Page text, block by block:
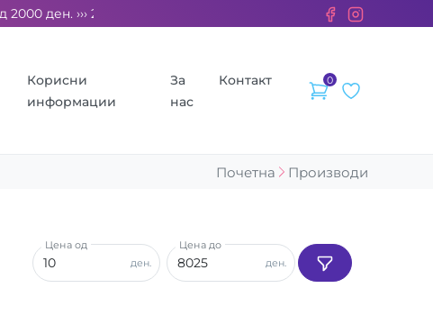
››› 2% од секоја сметка се донираат за бездомните животни.
Корисни
информации
За
нас
Контакт 0
Почетна Производи
ден.
Цена од
ден.
Цена до